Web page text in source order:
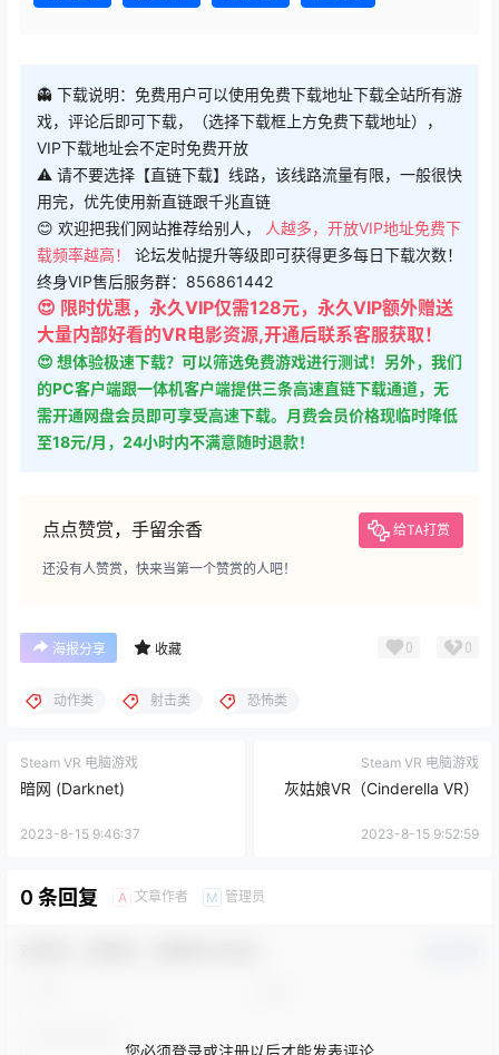
👻 下载说明：免费用户可以使用免费下载地址下载全站所有游
戏，评论后即可下载，（选择下载框上方免费下载地址），
VIP下载地址会不定时免费开放
⚠ 请不要选择【直链下载】线路，该线路流量有限，一般很快
用完，优先使用新直链跟千兆直链
😊 欢迎把我们网站推荐给别人，
人越多，开放VIP地址免费下
载频率越高！ 论坛发帖提升等级即可获得更多每日下载次数！
终身VIP售后服务群：856861442
😍 限时优惠，永久VIP仅需128元，永久VIP额外赠送
大量内部好看的VR电影资源,开通后联系客服获取！
😍 想体验极速下载？可以筛选免费游戏进行测试！另外，我们
的PC客户端跟一体机客户端提供三条高速直链下载通道，无
需开通网盘会员即可享受高速下载。月费会员价格现临时降低
至18元/月，24小时内不满意随时退款！
点点赞赏，手留余香 给TA打赏
还没有人赞赏，快来当第一个赞赏的人吧！
海报分享 收藏 0 0
动作类 射击类 恐怖类
Steam VR 电脑游戏
暗网 (Darknet)
2023-8-15 9:46:37
Steam VR 电脑游戏
灰姑娘VR（Cinderella VR）
2023-8-15 9:52:59
0 条回复 A 文章作者 M 管理员